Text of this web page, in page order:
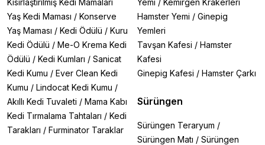
Yaş Kedi Maması / Konserve
Yaş Maması / Kedi Ödülü / Kuru
Kedi Ödülü / Me-O Krema Kedi
Ödülü / Kedi Kumları / Sanicat
Kedi Kumu / Ever Clean Kedi
Kumu / Lindocat Kedi Kumu /
Akıllı Kedi Tuvaleti / Mama Kabı
Kedi Tırmalama Tahtaları / Kedi
Tarakları / Furminator Taraklar
Hamster Yemi / Ginepig
Yemleri
Tavşan Kafesi / Hamster
Kafesi
Ginepig Kafesi / Hamster Çarkı
Sürüngen
Sürüngen Teraryum /
Sürüngen Matı / Sürüngen